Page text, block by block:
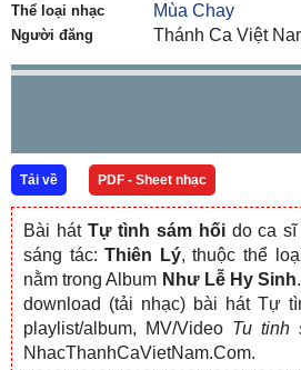
Thể loại nhạc Mùa Chay
Người đăng Thánh Ca Việt
Tải về PDF - Sheet nhạc
Bài hát Tự tình sám hốido ca sĩ
sáng tác:Thiên Lý, thuộc thể
nằm trong Album Như Lễ Hy Sinh
download (tải nhạc) bài hát Tự
playlist/album, MV/Video Tu tinh
NhacThanhCaVietNam.Com.